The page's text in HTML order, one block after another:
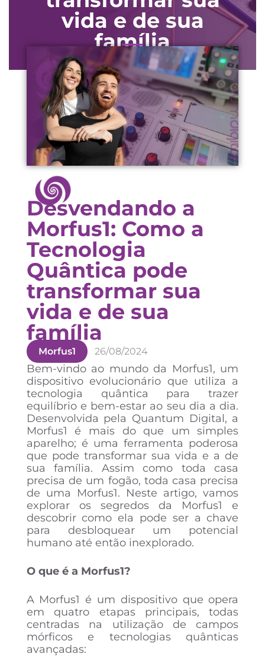
vida e de sua
família
Desvendando a
Morfus1: Como a
Tecnologia
Quântica pode
transformar sua
vida e de sua
família
Morfus1 26/08/2024
Bem-vindo ao mundo da Morfus1, um
dispositivo evolucionário que utiliza a
tecnologia quântica para trazer
equilíbrio e bem-estar ao seu dia a dia.
Desenvolvida pela Quantum Digital, a
Morfus1 é mais do que um simples
aparelho; é uma ferramenta poderosa
que pode transformar sua vida e a de
sua família. Assim como toda casa
precisa de um fogão, toda casa precisa
de uma Morfus1. Neste artigo, vamos
explorar os segredos da Morfus1 e
descobrir como ela pode ser a chave
para desbloquear um potencial
humano até então inexplorado.
O que é a Morfus1?
A Morfus1 é um dispositivo que opera
em quatro etapas principais, todas
centradas na utilização de campos
mórficos e tecnologias quânticas
avançadas: